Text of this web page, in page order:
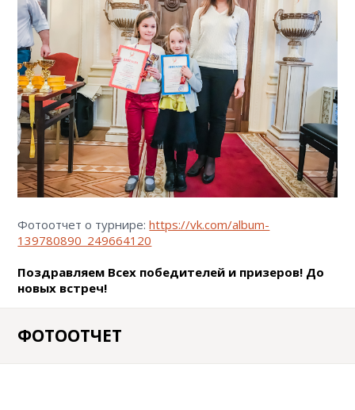
Фотоотчет о турнире:https://vk.com/album-
139780890_249664120
Поздравляем Всех победителей и призеров! До
новых встреч!
ФОТООТЧЕТ